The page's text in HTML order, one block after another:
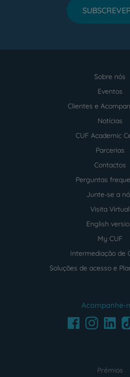
Sobre nós
Eventos
Clientes e
Notícias
CUF Academic
Parcerias
Contactos
Perguntas
Junte-se a
Visita Virtual
English
My CUF
Intermediação de
Soluções de acesso e
Acompanhe-
FacebookInstagramLinkedIn
Prémios